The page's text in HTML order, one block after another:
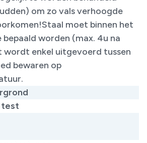
om zo vals verhoogde
moet binnen het
bepaald worden (max. 4u na
wordt enkel uitgevoerd tussen
bewaren op
test